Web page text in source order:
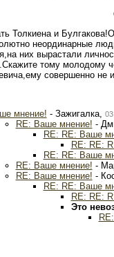
Толкиена и
неординарные
них вырастали
тому молодому
совершенно не
мнение! - Зажигалка,
RE: Ваше мнение! -
RE: RE: Ваше
RE: RE:
RE: RE: Ваше
RE: Ваше мнение! -
RE: Ваше мнение! -
RE: RE: Ваше
RE: RE:
Это